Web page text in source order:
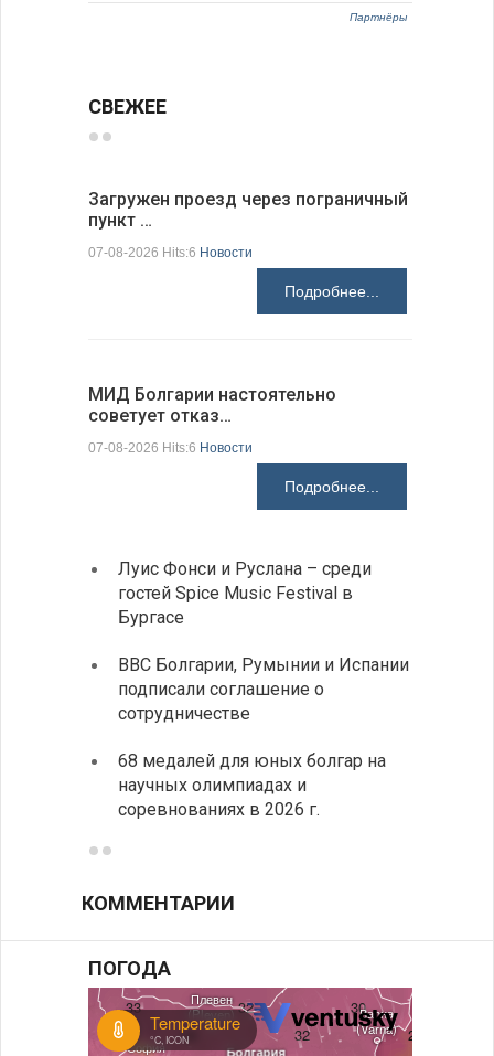
Партнёры
СВЕЖЕЕ
Загружен проезд через пограничный
пункт …
07-08-2026 Hits:6 Новости
Подробнее...
МИД Болгарии настоятельно
советует отказ…
07-08-2026 Hits:6 Новости
Подробнее...
Луис Фонси и Руслана – среди
гостей Spice Music Festival в
Бургасе
ВВС Болгарии, Румынии и Испании
подписали соглашение о
сотрудничестве
68 медалей для юных болгар на
научных олимпиадах и
соревнованиях в 2026 г.
КОММЕНТАРИИ
ПОГОДА